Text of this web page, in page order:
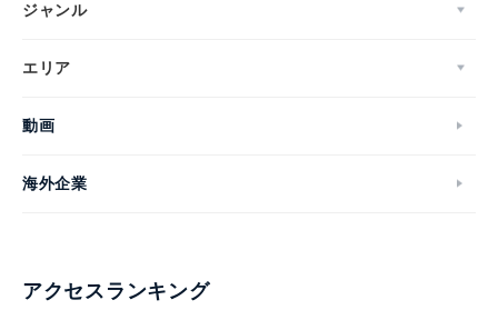
ジャンル
エリア
動画
海外企業
アクセスランキング